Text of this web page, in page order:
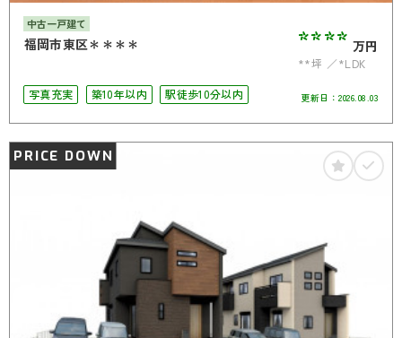
中古一戸建て
福岡市東区＊＊＊＊ **** 万円
**坪
*LDK
写真充実
築10年以内 駅徒歩10分以内 更新日： 2026.08.03
PRICE DOWN